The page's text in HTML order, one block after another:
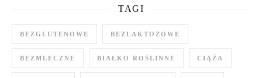
TAGI
BEZGLUTENOWE BEZLAKTOZOWE
BEZMLECZNE BIAŁKO ROŚLINNE CIĄŻA